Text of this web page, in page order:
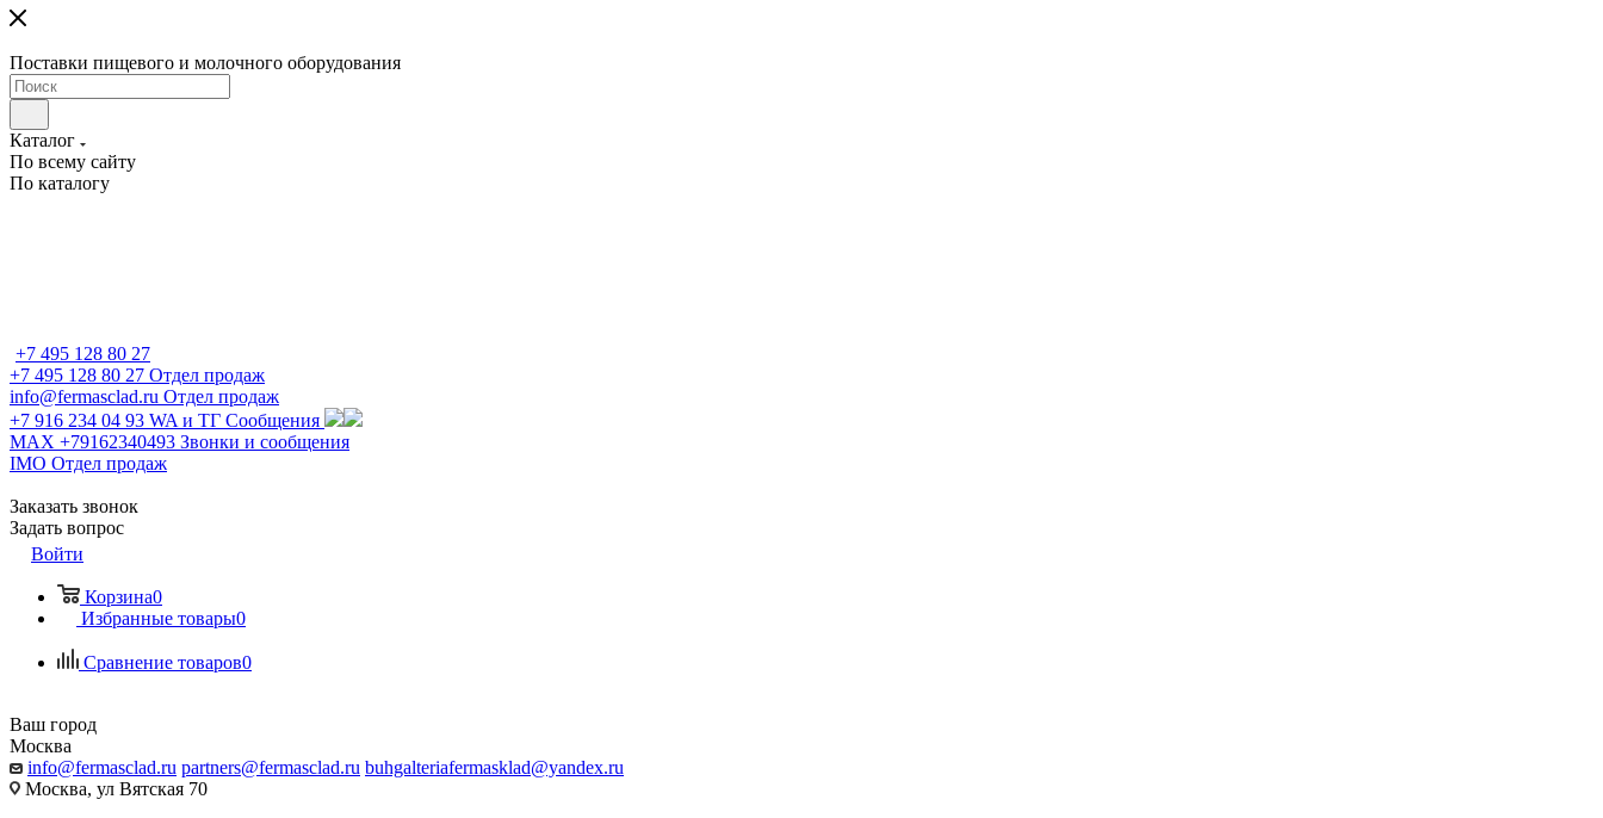
Поставки пищевого и молочного оборудования
Каталог
По всему сайту
По каталогу
+7 495 128 80 27
+7 495 128 80 27 Отдел продаж
info@fermasclad.ru Отдел продаж
+7 916 234 04 93 WA и ТГ Сообщения
MAX +79162340493 Звонки и сообщения
IMO Отдел продаж
Заказать звонок
Задать вопрос
Войти
Корзина0
Избранные товары0
Сравнение товаров0
Ваш город
Москва
info@fermasclad.ru partners@fermasclad.ru buhgalteriafermasklad@yandex.ru
Москва, ул Вятская 70